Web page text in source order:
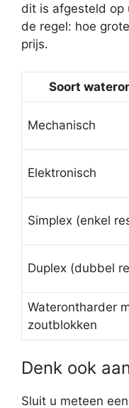
dit is afgesteld op
de regel: hoe
prijs.
Soort
Mechanisch
Elektronisch
Simplex (enkel
Duplex (dubbel
Waterontharder
zoutblokken
Denk ook
Sluit u meteen